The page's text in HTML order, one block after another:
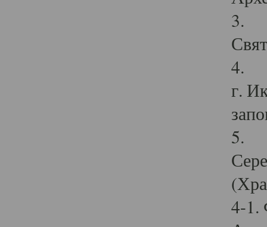
3.
4.
г.
5.
4-1.